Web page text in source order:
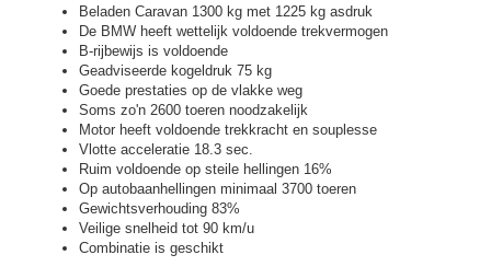
Beladen Caravan 1300 kg met 1225 kg asdruk
De BMW heeft wettelijk voldoende trekvermogen
B-rijbewijs is voldoende
Geadviseerde kogeldruk 75 kg
Goede prestaties op de vlakke weg
Soms zo'n 2600 toeren noodzakelijk
Motor heeft voldoende trekkracht en souplesse
Vlotte acceleratie 18.3 sec.
Ruim voldoende op steile hellingen 16%
Op autobaanhellingen minimaal 3700 toeren
Gewichtsverhouding 83%
Veilige snelheid tot 90 km/u
Combinatie is geschikt